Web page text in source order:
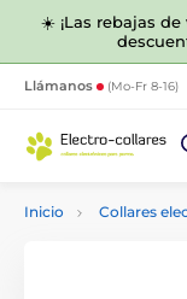
☀️ ¡Las rebajas de
Llámanos (Mo-Fr 8-16)
Inicio Collares